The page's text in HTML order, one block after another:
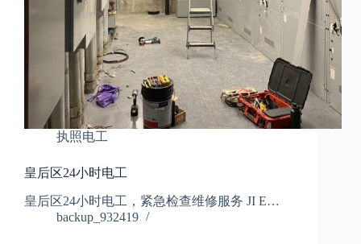
执照电工
皇后区24小时电工
皇后区24小时电工，紧急检查维修服务 JI E…
backup_932419